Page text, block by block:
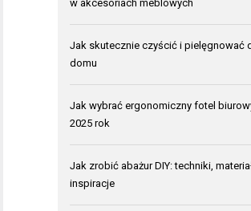
w akcesoriach meblowych
Jak skutecznie czyścić i pielęgnować
domu
Jak wybrać ergonomiczny fotel
2025 rok
Jak zrobić abażur DIY: techniki,
inspiracje